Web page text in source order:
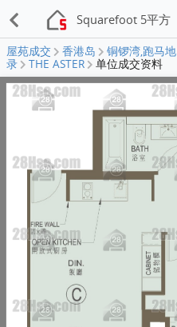
Squarefoot 5平方
屋苑成交 香港岛 铜锣湾,跑马地
录
THE ASTER 单位成交资料